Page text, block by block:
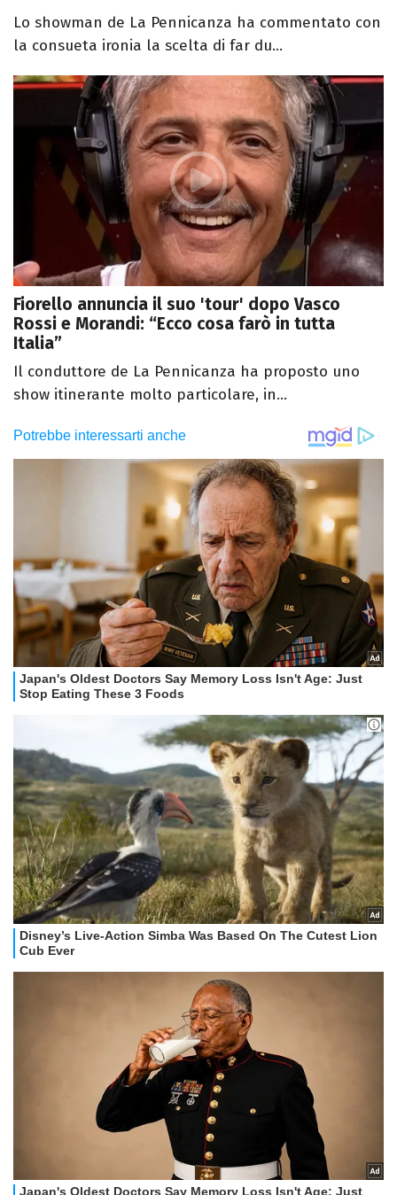
Lo showman de La Pennicanza ha commentato con
la consueta ironia la scelta di far du...
Fiorello annuncia il suo 'tour' dopo Vasco
Rossi e Morandi: “Ecco cosa farò in tutta
Italia”
Il conduttore de La Pennicanza ha proposto uno
show itinerante molto particolare, in...